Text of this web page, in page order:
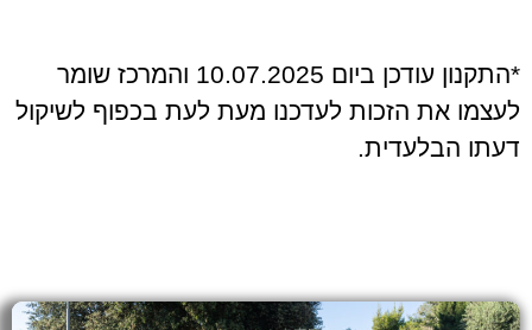
*התקנון עודכן ביום 10.07.2025 והמרכז שומר
לעצמו את הזכות לעדכנו מעת לעת בכפוף לשיקול
דעתו הבלעדית.